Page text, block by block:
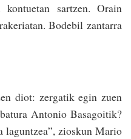
sartzen. Orain
Bodebil zantarra
diot: zergatik egin zuen
Antonio Basagoitik?
laguntzea”, zioskun Mario